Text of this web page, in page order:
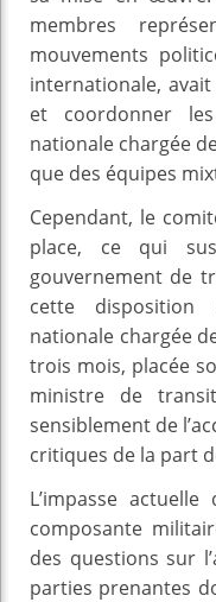
membres
mouvements
internationale,
et coordonner
nationale chargée
que des équipes
Cependant, le
place, ce qui
gouvernement de
cette disposition
nationale chargée
trois mois, placée
ministre de
sensiblement de
critiques de la part
L’impasse
composante
des questions sur
parties prenantes